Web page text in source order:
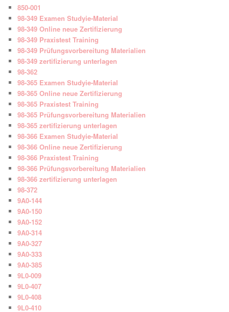
850-001
98-349 Examen Studyie-Material
98-349 Online neue Zertifizierung
98-349 Praxistest Training
98-349 Prüfungsvorbereitung Materialien
98-349 zertifizierung unterlagen
98-362
98-365 Examen Studyie-Material
98-365 Online neue Zertifizierung
98-365 Praxistest Training
98-365 Prüfungsvorbereitung Materialien
98-365 zertifizierung unterlagen
98-366 Examen Studyie-Material
98-366 Online neue Zertifizierung
98-366 Praxistest Training
98-366 Prüfungsvorbereitung Materialien
98-366 zertifizierung unterlagen
98-372
9A0-144
9A0-150
9A0-152
9A0-314
9A0-327
9A0-333
9A0-385
9L0-009
9L0-407
9L0-408
9L0-410